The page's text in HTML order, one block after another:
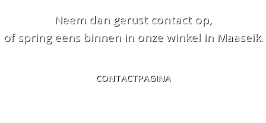
Neem dan gerust contact op,
of spring eens binnen in onze winkel in Maaseik.
CONTACTPAGINA